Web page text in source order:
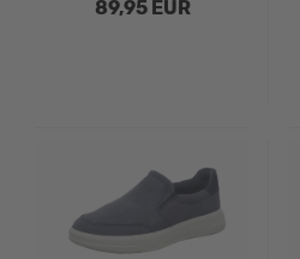
89,95 EUR